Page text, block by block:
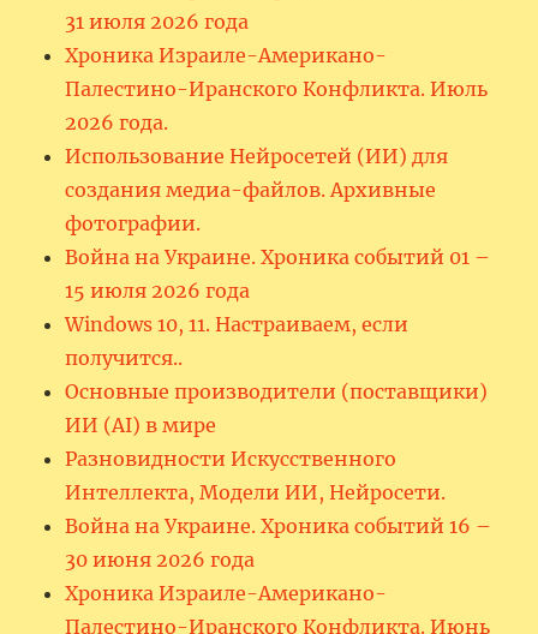
31 июля 2026 года
Хроника Израиле-Американо-
Палестино-Иранского Конфликта. Июль
2026 года.
Использование Нейросетей (ИИ) для
создания медиа-файлов. Архивные
фотографии.
Война на Украине. Хроника событий 01 –
15 июля 2026 года
Windows 10, 11. Настраиваем, если
получится..
Основные производители (поставщики)
ИИ (AI) в мире
Разновидности Искусственного
Интеллекта, Модели ИИ, Нейросети.
Война на Украине. Хроника событий 16 –
30 июня 2026 года
Хроника Израиле-Американо-
Палестино-Иранского Конфликта. Июнь